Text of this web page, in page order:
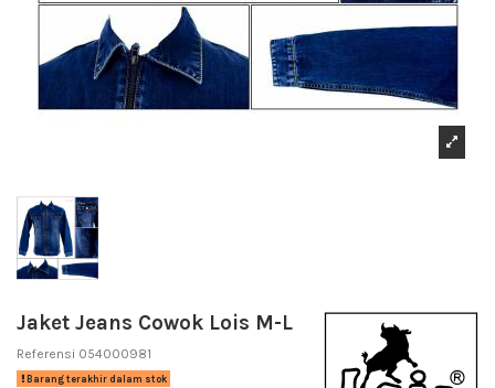
Jaket Jeans Cowok Lois M-L
Referensi 054000981
Barang terakhir dalam stok